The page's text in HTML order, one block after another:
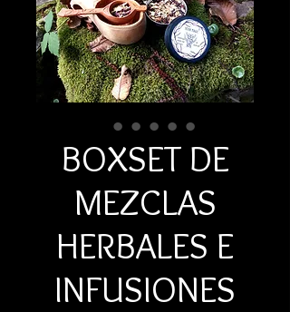
BOXSET DE
MEZCLAS
HERBALES E
INFUSIONES